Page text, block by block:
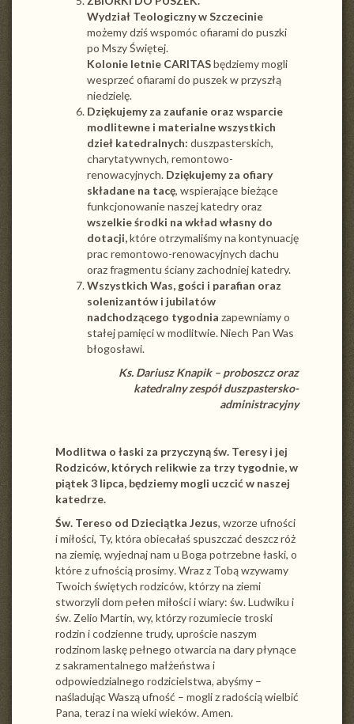
Wydział Teologiczny w Szczecinie
możemy dziś wspomóc ofiarami do puszki
po Mszy Świętej.
Kolonie letnie CARITASbędziemy mogli
wesprzeć ofiarami do puszek w przyszłą
niedzielę.
Dziękujemyza zaufanie oraz wsparcie
modlitewne i materialne wszystkich
dzieł katedralnych: duszpasterskich,
charytatywnych, remontowo-
renowacyjnych. Dziękujemy za ofiary
składane na tacę, wspierające bieżące
funkcjonowanie naszej katedry oraz
wszelkie środki na wkład własny do
dotacji,które otrzymaliśmy na kontynuację
prac remontowo-renowacyjnych dachu
oraz fragmentu ściany zachodniej katedry.
Wszystkich Was, gości i parafian oraz
solenizantów i jubilatów
nadchodzącego tygodnia zapewniamy o
stałej pamięci w modlitwie. Niech Pan Was
błogosławi.
Ks. Dariusz Knapik – proboszcz oraz
katedralny zespół duszpastersko-
administracyjny
Modlitwa o łaski za przyczyną św. Teresy i jej
Rodziców, których relikwie za trzy tygodnie, w
piątek 3 lipca, będziemy mogli uczcić w naszej
katedrze.
Św. Tereso od Dzieciątka Jezus, wzorze ufności
i miłości, Ty, która obiecałaś spuszczać deszcz róż
na ziemię, wyjednaj nam u Boga potrzebne łaski, o
które z ufnością prosimy.Wraz z Tobą wzywamy
Twoich świętych rodziców, którzy na ziemi
stworzyli dom pełen miłości i wiary: św. Ludwiku i
św. Zelio Martin, wy, którzy rozumiecie troski
rodzin i codzienne trudy, uproście naszym
rodzinom laskę pełnego otwarcia na dary płynące
z sakramentalnego małżeństwa i
odpowiedzialnego rodzicielstwa, abyśmy –
naśladując Waszą ufność – mogli z radością wielbić
Pana, teraz i na wieki wieków. Amen.